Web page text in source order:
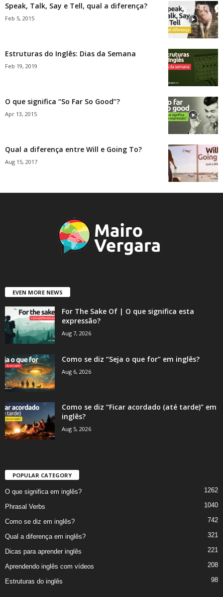
Speak, Talk, Say e Tell, qual a diferença?
Feb 5, 2015
Estruturas do Inglês: Dias da Semana
Feb 19, 2019
O que significa “So Far So Good”?
Apr 13, 2015
Qual a diferença entre Will e Going To?
Aug 15, 2017
EVEN MORE NEWS
For The Sake Of | O que significa esta
expressão?
Aug 7, 2026
Como se diz “Seja o que for” em inglês?
Aug 6, 2026
Como se diz “Ficar acordado (até tarde)” em
inglês?
Aug 5, 2026
POPULAR CATEGORY
O que significa em inglês? 1262
Phrasal Verbs 1040
Como se diz em inglês? 742
Qual a diferença em inglês? 321
Dicas para aprender inglês 221
Aprendendo inglês com vídeos 208
Estruturas do inglês 98